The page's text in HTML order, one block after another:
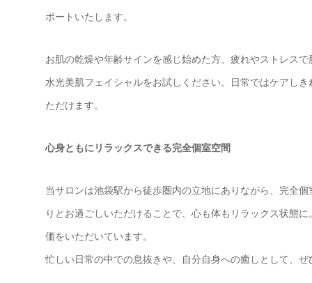
ポートいたします。
お肌の乾燥や年齢サインを感じ始めた方、疲れやストレス
水光美肌フェイシャルをお試しください。日常ではケアし
ただけます。
心身ともにリラックスできる完全個室空間
当サロンは池袋駅から徒歩圏内の立地にありながら、完全
りとお過ごしいただけることで、心も体もリラックス状態
価をいただいています。
忙しい日常の中での息抜きや、自分自身への癒しとして、